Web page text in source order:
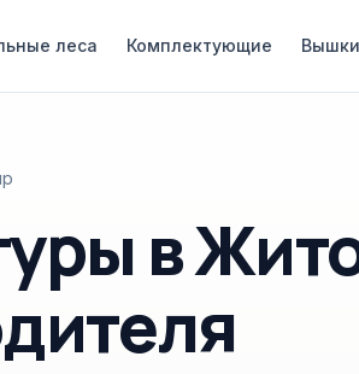
леса Комплектующие
в